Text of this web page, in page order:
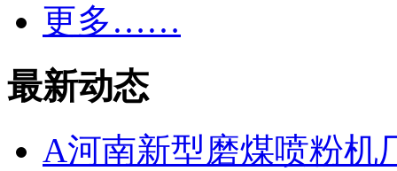
更多……
最新动态
A河南新型磨煤喷粉机